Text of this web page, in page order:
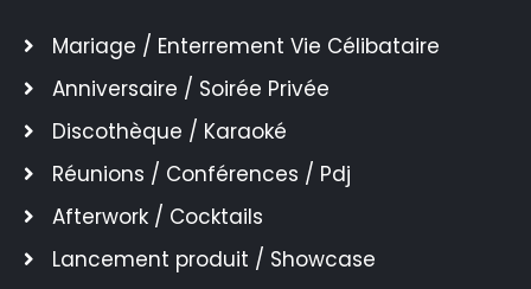
Mariage / Enterrement Vie Célibataire
Anniversaire / Soirée Privée
Discothèque / Karaoké
Réunions / Conférences / Pdj
Afterwork / Cocktails
Lancement produit / Showcase